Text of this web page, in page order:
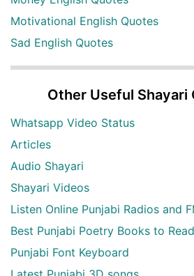
Motivational English Quotes
Sad English Quotes
Other Useful Shayari
Whatsapp Video Status
Articles
Audio Shayari
Shayari Videos
Listen Online Punjabi Radios and
Best Punjabi Poetry Books to Read
Punjabi Font Keyboard